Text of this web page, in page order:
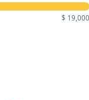
$ 19,000